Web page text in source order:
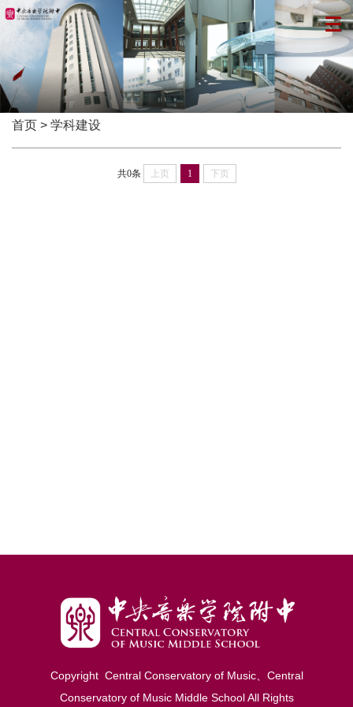
首页 > 学科建设
共0条 上页 1 下页
Copyright Central Conservatory of Music、Central
Conservatory of Music Middle School Al
Rights